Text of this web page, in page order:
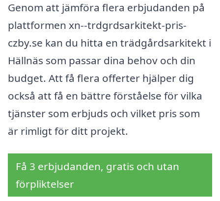
Genom att jämföra flera erbjudanden på
plattformen xn--trdgrdsarkitekt-pris-
czby.se kan du hitta en trädgårdsarkitekt i
Hällnäs som passar dina behov och din
budget. Att få flera offerter hjälper dig
också att få en bättre förståelse för vilka
tjänster som erbjuds och vilket pris som
är rimligt för ditt projekt.
Få 3 erbjudanden, gratis och utan
förpliktelser